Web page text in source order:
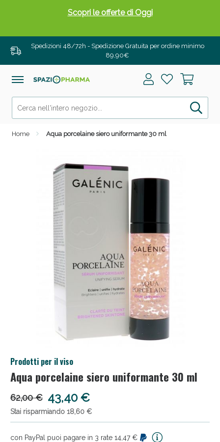
Spedizioni 48/72h - Spedizione Gratuita per ordine minimo
89,90€
Home Aqua porcelaine siero uniformante 30 ml
Prodotti per il viso
Aqua porcelaine siero uniformante 30 ml
62,00 € 43,40 €
Stai risparmiando 18,60 €
con PayPal puoi pagare in 3 rate 14,47 €
Scopri le offerte di Oggi
Drenanti e Pancia Piatta: Sconti fino al 55% validi
solo per OGGI!
Salini e Multivitaminici: oggi Sconto extra fino al